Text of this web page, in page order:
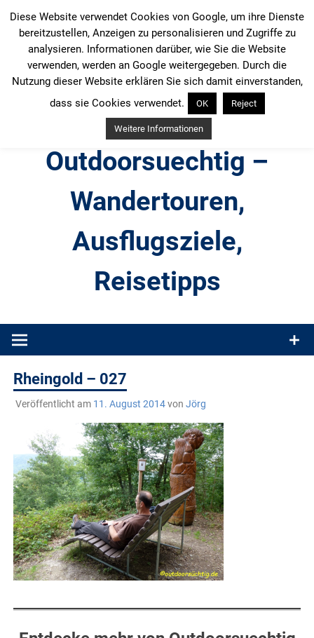
Inhalt
springen
Outdoorsuechtig –
Wandertouren,
Ausflugsziele,
Reisetipps
Produkttests und Buchrezensionen. Ein Blog für alle, die gern
Rheingold – 027
Veröffentlicht am 11. August 2014von Jörg
Diese Website verwendet Cookies von Google, um ihre Dienste
bereitzustellen, Anzeigen zu personalisieren und Zugriffe zu
analysieren. Informationen darüber, wie Sie die Website
verwenden, werden an Google weitergegeben. Durch die
Nutzung dieser Website erklären Sie sich damit einverstanden,
dass sie Cookies verwendet.
OK Reject
Weitere Informationen